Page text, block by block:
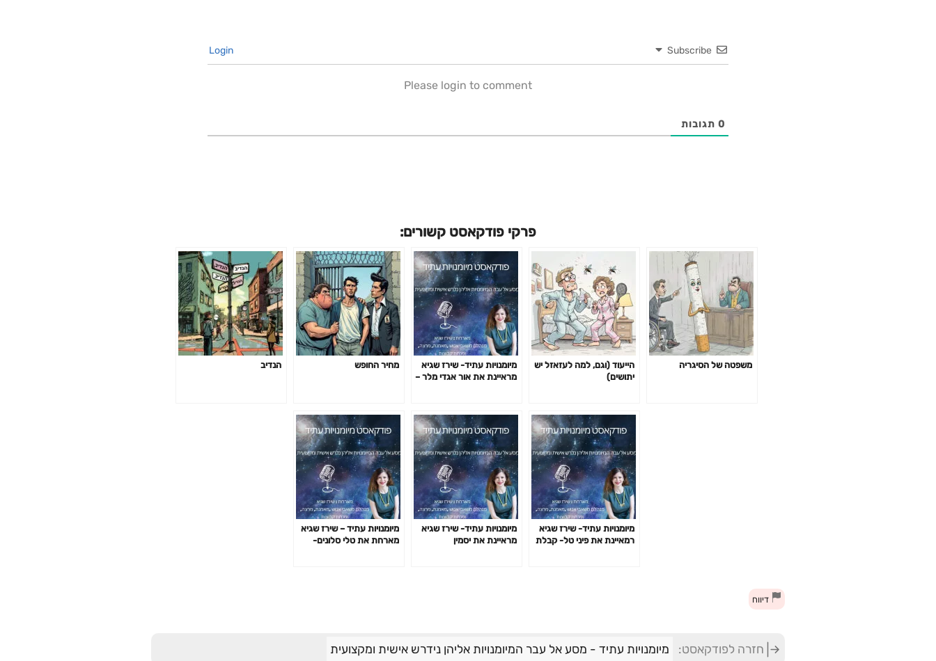
Subscribe
Please login to comment
0 תגובות
פרקי פודקאסט קשורים:
משפטה של הסיגריה
הייעוד (וגם, למה לעזאזל יש
יתושים)
מיומנויות עתיד- שירז שגיא
מראיינת את אור אגדי מלר –
גמישות , אדפטביליות
ורסילאנס, ותוכנית שגרירי AI
מחיר החופש הנדיב
מיומנויות עתיד- שירז שגיא
רמאיינת את פיני טל- קבלת
מיומנויות עתיד- שירז שגיא
מראיינת את יסמין
מיומנויות עתיד – שירז שגיא
מארחת את טלי סלונים-
דיווח
חזרה לפודקאסט: מיומנויות עתיד - מסע אל עבר המיומנויות אליהן נידרש אישית ומקצועית